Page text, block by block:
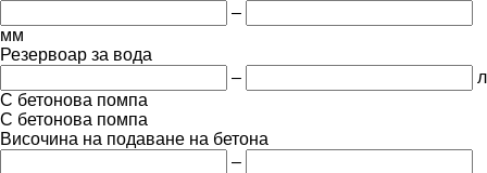
–
мм
Резервоар за вода
–
л
С бетонова помпа
С бетонова помпа
Височина на подаване на бетона
–